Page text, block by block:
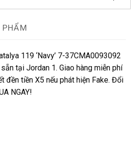
119 ‘Navy’ 7-37CMA0093092
tại Jordan 1. Giao hàng miễn phí
đền tiền X5 nếu phát hiện Fake. Đổi
NGAY!